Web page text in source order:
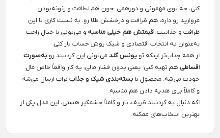
کنی، چه توی مهمونی و دورهمی. چون هم لطافت و زنونه‌بودن
مروارید رو داره، هم ظرافت و درخشش طلا رو. به نسبت کاری با این
ظرافت و جذابیت، قیمتش هم خیلی مناسبه و می‌تونی با خیال راحت
به‌عنوان یه انتخاب اقتصادی و شیک روش حساب باز کنی.
از همه جذاب‌تر اینکه تو یونس گلد می‌تونی این گردنبند رو به‌صورت
اقساطی هم تهیه کنی؛ یعنی بدون فشار مالی، یه کار واقعاً خاص مال
خودت می‌شه. محصول با بسته‌بندی شیک و جذاب برات ارسال می‌شه
و کاملاً برای هدیه دادن هم مناسبه.
اگه دنبال یه گردنبند ظریف، ناز و کاملاً چشمگیر هستی، این مدل یکی از
بهترین انتخاب‌های ممکنه.